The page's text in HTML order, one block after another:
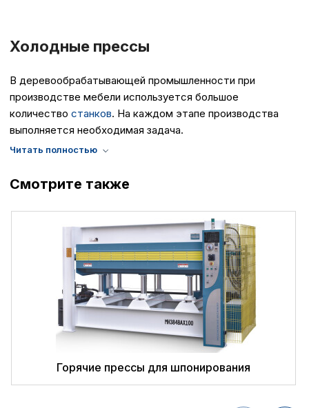
Холодные прессы
В деревообрабатывающей промышленности при
производстве мебели используется большое
количество станков. На каждом этапе производства
выполняется необходимая задача.
Смотрите также
Горячие прессы для шпонирования
Политика в
обработки сookies
Настройте параметры
файлов cookie
Вы можете настроить
каждого типа файлов
типа «технические
без которых
функционирование
Ваш выбор настроек на
этого периода Сайт
согласие. Вы вправе